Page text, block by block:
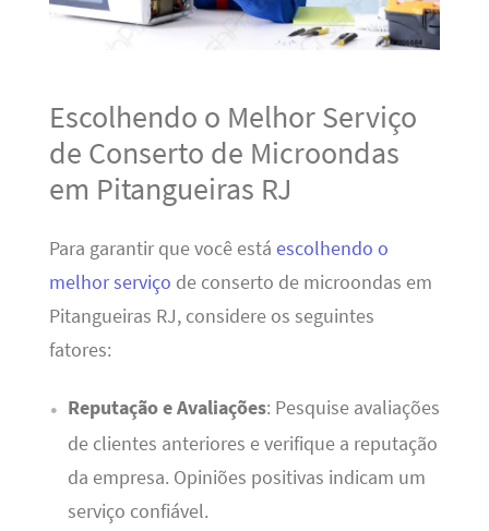
Escolhendo o Melhor Serviço
de Conserto de Microondas
em Pitangueiras RJ
Para garantir que você está escolhendo o
melhor serviço de conserto de microondas em
Pitangueiras RJ, considere os seguintes
fatores:
Reputação e Avaliações: Pesquise avaliações
de clientes anteriores e verifique a reputação
da empresa. Opiniões positivas indicam um
serviço confiável.